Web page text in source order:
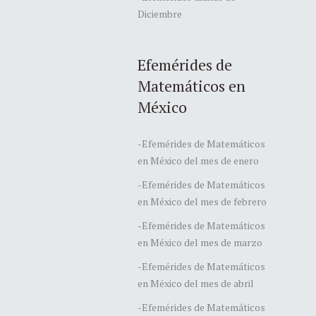
Diciembre
Efemérides de
Matemáticos en
México
-Efemérides de Matemáticos
en México del mes de enero
-Efemérides de Matemáticos
en México del mes de febrero
-Efemérides de Matemáticos
en México del mes de marzo
-Efemérides de Matemáticos
en México del mes de abril
-Efemérides de Matemáticos